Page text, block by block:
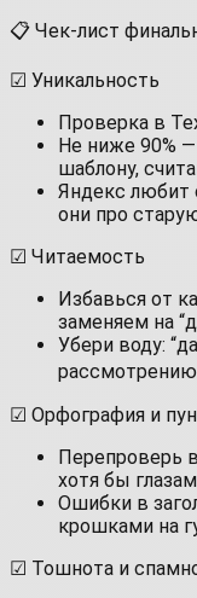
📋 Чек-лист
☑ Уникальность
Проверка в
Не ниже 90%
шаблону,
Яндекс любит
они про
☑ Читаемость
Избавься от
заменяем на
Убери воду:
☑ Орфография и
Перепроверь
хотя бы
Ошибки в
крошками на
☑ Тошнота и